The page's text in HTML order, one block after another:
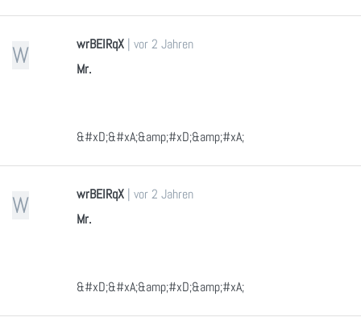
W wrBEIRqX | vor 2 Jahren
Mr.
&#xD;&#xA;&amp;#xD;&amp;#xA;
W wrBEIRqX | vor 2 Jahren
Mr.
&#xD;&#xA;&amp;#xD;&amp;#xA;